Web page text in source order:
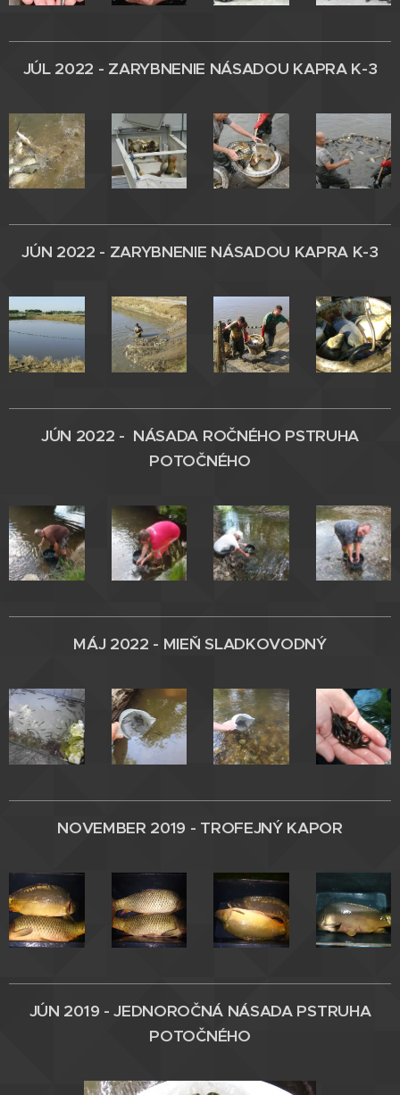
JÚL 2022 - ZARYBNENIE NÁSADOU KAPRA K-3
JÚN 2022 - ZARYBNENIE NÁSADOU KAPRA K-3
JÚN 2022 - NÁSADA ROČNÉHO PSTRUHA
POTOČNÉHO
MÁJ 2022 - MIEŇ SLADKOVODNÝ
NOVEMBER 2019 - TROFEJNÝ KAPOR
JÚN 2019 - JEDNOROČNÁ NÁSADA PSTRUHA
POTOČNÉHO